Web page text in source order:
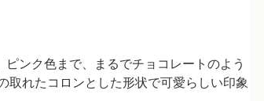
ンク色まで、まるでチョコレートのよう
取れたコロンとした形状で可愛らしい印象